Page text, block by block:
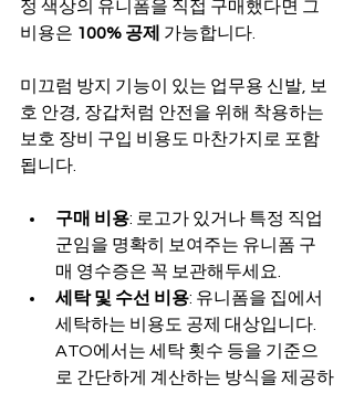
정 색상의 유니폼을 직접 구매했다면 그
비용은 100% 공제 가능합니다.
미끄럼 방지 기능이 있는 업무용 신발, 보
호 안경, 장갑처럼 안전을 위해 착용하는
보호 장비 구입 비용도 마찬가지로 포함
됩니다.
구매 비용: 로고가 있거나 특정 직업
군임을 명확히 보여주는 유니폼 구
매 영수증은 꼭 보관해두세요.
세탁 및 수선 비용: 유니폼을 집에서
세탁하는 비용도 공제 대상입니다.
ATO에서는 세탁 횟수 등을 기준으
로 간단하게 계산하는 방식을 제공하